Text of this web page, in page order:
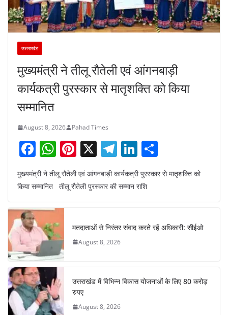
उत्तराखंड
मुख्यमंत्री ने तीलू रौतेली एवं आंगनबाड़ी
कार्यकत्री पुरस्कार से मातृशक्ति को किया
सम्मानित
August 8, 2026 Pahad Times
F
a
c
b
o
o
k
W
h
at
A
p
p
Pi
nt
er
X T
el
e
m
Li
n
k
n
h
ar
मुख्यमंत्री ने तीलू रौतेली एवं आंगनबाड़ी कार्यकत्री पुरस्कार से मातृशक्ति को
किया सम्मानित तीलू रौतेली पुरस्कार की सम्मान राशि
मतदाताओं से निरंतर संवाद करते रहें अधिकारी: सीईओ
August 8, 2026
उत्तराखंड में विभिन्न विकास योजनाओं के लिए 80 करोड़
रुपए
August 8, 2026